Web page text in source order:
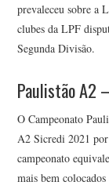
prevaleceu sobre a
clubes da LPF
Segunda Divisão.
Paulistão A2 –
O Campeonato
A2 Sicredi 2021
campeonato
mais bem